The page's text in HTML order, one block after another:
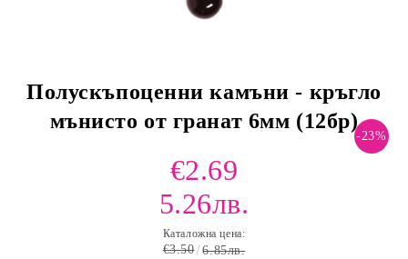
Полускъпоценни камъни - кръгло
мънисто от гранат 6мм (12бр)
-23%
€2.69
5.26лв.
Каталожна цена:
€3.50 6.85лв.